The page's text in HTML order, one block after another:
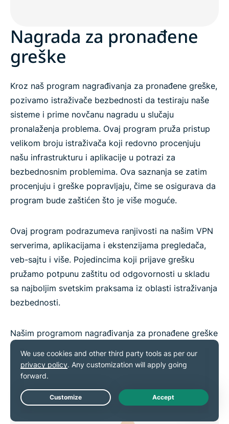
Nagrada za pronađene
greške
Kroz naš program nagrađivanja za pronađene greške,
pozivamo istraživače bezbednosti da testiraju naše
sisteme i prime novčanu nagradu u slučaju
pronalaženja problema. Ovaj program pruža pristup
velikom broju istraživača koji redovno procenjuju
našu infrastrukturu i aplikacije u potrazi za
bezbednosnim problemima. Ova saznanja se zatim
procenjuju i greške popravljaju, čime se osigurava da
program bude zaštićen što je više moguće.
Ovaj program podrazumeva ranjivosti na našim VPN
serverima, aplikacijama i ekstenzijama pregledača,
veb-sajtu i više. Pojedincima koji prijave grešku
pružamo potpunu zaštitu od odgovornosti u skladu
sa najboljim svetskim praksama iz oblasti istraživanja
bezbednosti.
Našim programom nagrađivanja za pronađene greške
upravlja YesWeHack. Pratite
više ili prijavili grešku.
Live Chat